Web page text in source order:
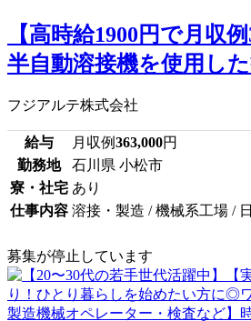
【高時給1900円で月収
半自動溶接機を使用し
フジアルテ株式会社
給与 月収例363,000円
勤務地
石川県 小松市
寮・社宅 あり
仕事内容 溶接・製造 / 機械系工場 /
募集が停止しています